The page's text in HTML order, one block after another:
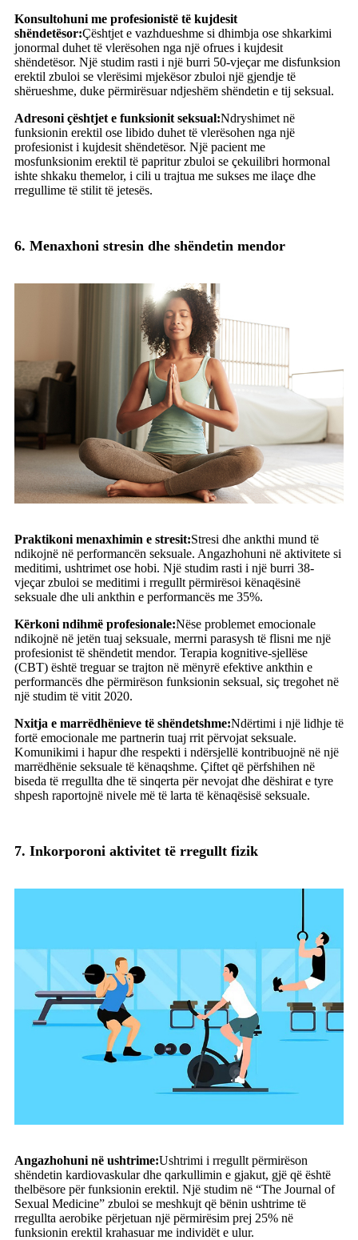
Konsultohuni me profesionistë të kujdesit
shëndetësor:Çështjet e vazhdueshme si dhimbja ose shkarkimi
jonormal duhet të vlerësohen nga një ofrues i kujdesit
shëndetësor. Një studim rasti i një burri 50-vjeçar me disfunksion
erektil zbuloi se vlerësimi mjekësor zbuloi një gjendje të
shërueshme, duke përmirësuar ndjeshëm shëndetin e tij seksual.
Adresoni çështjet e funksionit seksual:Ndryshimet në
funksionin erektil ose libido duhet të vlerësohen nga një
profesionist i kujdesit shëndetësor. Një pacient me
mosfunksionim erektil të papritur zbuloi se çekuilibri hormonal
ishte shkaku themelor, i cili u trajtua me sukses me ilaçe dhe
rregullime të stilit të jetesës.
6. Menaxhoni stresin dhe shëndetin mendor
Praktikoni menaxhimin e stresit:Stresi dhe ankthi mund të
ndikojnë në performancën seksuale. Angazhohuni në aktivitete si
meditimi, ushtrimet ose hobi. Një studim rasti i një burri 38-
vjeçar zbuloi se meditimi i rregullt përmirësoi kënaqësinë
seksuale dhe uli ankthin e performancës me 35%.
Kërkoni ndihmë profesionale:Nëse problemet emocionale
ndikojnë në jetën tuaj seksuale, merrni parasysh të flisni me një
profesionist të shëndetit mendor. Terapia kognitive-sjellëse
(CBT) është treguar se trajton në mënyrë efektive ankthin e
performancës dhe përmirëson funksionin seksual, siç tregohet në
një studim të vitit 2020.
Nxitja e marrëdhënieve të shëndetshme:Ndërtimi i një lidhje të
fortë emocionale me partnerin tuaj rrit përvojat seksuale.
Komunikimi i hapur dhe respekti i ndërsjellë kontribuojnë në një
marrëdhënie seksuale të kënaqshme. Çiftet që përfshihen në
biseda të rregullta dhe të sinqerta për nevojat dhe dëshirat e tyre
shpesh raportojnë nivele më të larta të kënaqësisë seksuale.
7. Inkorporoni aktivitet të rregullt fizik
Angazhohuni në ushtrime:Ushtrimi i rregullt përmirëson
shëndetin kardiovaskular dhe qarkullimin e gjakut, gjë që është
thelbësore për funksionin erektil. Një studim në “The Journal of
Sexual Medicine” zbuloi se meshkujt që bënin ushtrime të
rregullta aerobike përjetuan një përmirësim prej 25% në
funksionin erektil krahasuar me individët e ulur.